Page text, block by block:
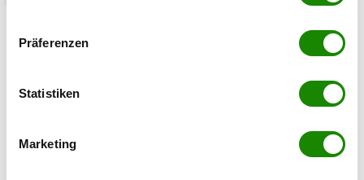
Informationen über Ihre geografische Lage
können
bestimmten Merkmalen (Fingerprinting) identifizieren
Erfahren Sie mehr darüber, wie Ihre persönlichen Daten
Präferenzen
Statistiken
Marketing
Lindsey Vonn begeistert mit einem neuen Urlaubsfoto. Im
roten Bikini zeigt die Ski-Legende ihre Traumfigur und